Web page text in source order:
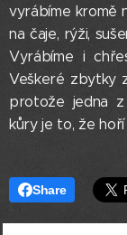
vyrábíme kromě
na čaje, rýži,
Vyrábíme i
Veškeré zbytky
protože jedna z
kůry je to, že
Share